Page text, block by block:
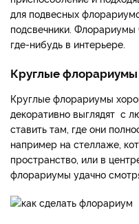
для подвесных
подсвечники. Флорариумы
где-нибудь в интерьере.
Круглые флорариумы
Круглые флорариумы
декоративно выглядят с
ставить там, где они
например на стеллаже,
пространство, или в
флорариумы удачно